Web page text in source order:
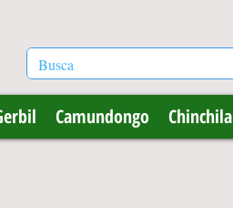
Camundongo Chinchila